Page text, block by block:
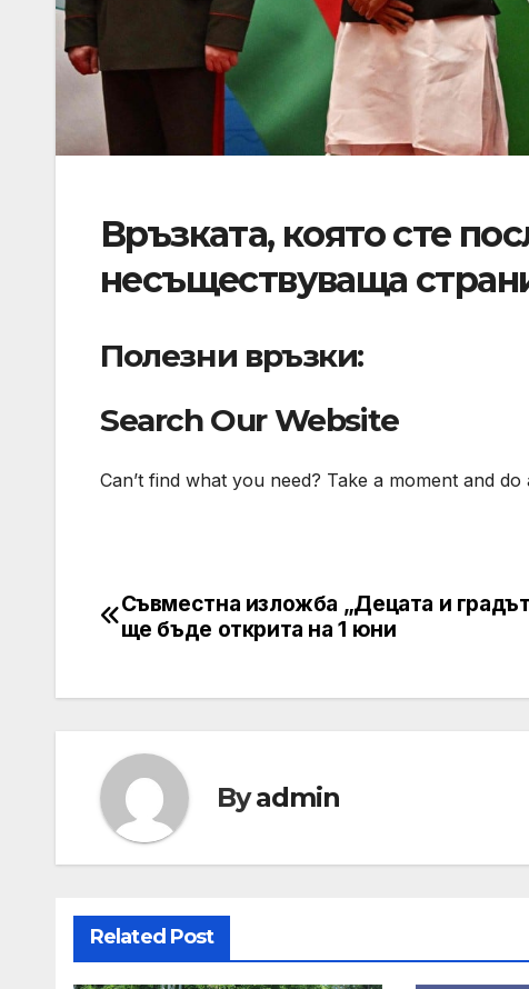
Връзката, която сте
несъществуваща
Полезни връзки:
Search Our Website
Can’t find what you need? Take a moment and
Post
Съвместна изложба „Децата и
ще бъде открита на 1 юни
Byadmin
Related Post